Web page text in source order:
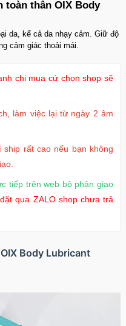
thân OIX Body
da, kể cả da nhạy cảm. Giữ độ
cảm giác thoải mái.
anh chị mua cứ chọn shop sẽ
làm việc lại từ ngày 2 âm
rất cao nếu bạn không
tiếp trên web bộ phận giao
qua ZALO shop chưa trả
Body Lubricant